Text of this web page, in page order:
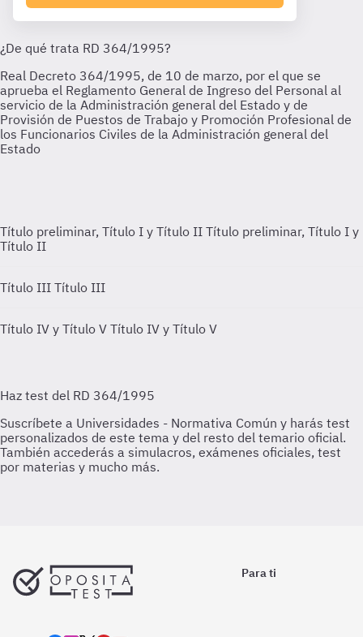
Título preliminar, Título I y Título II Título preliminar, Título I y
Título II
Título III Título III
Título IV y Título V Título IV y Título V
Para ti